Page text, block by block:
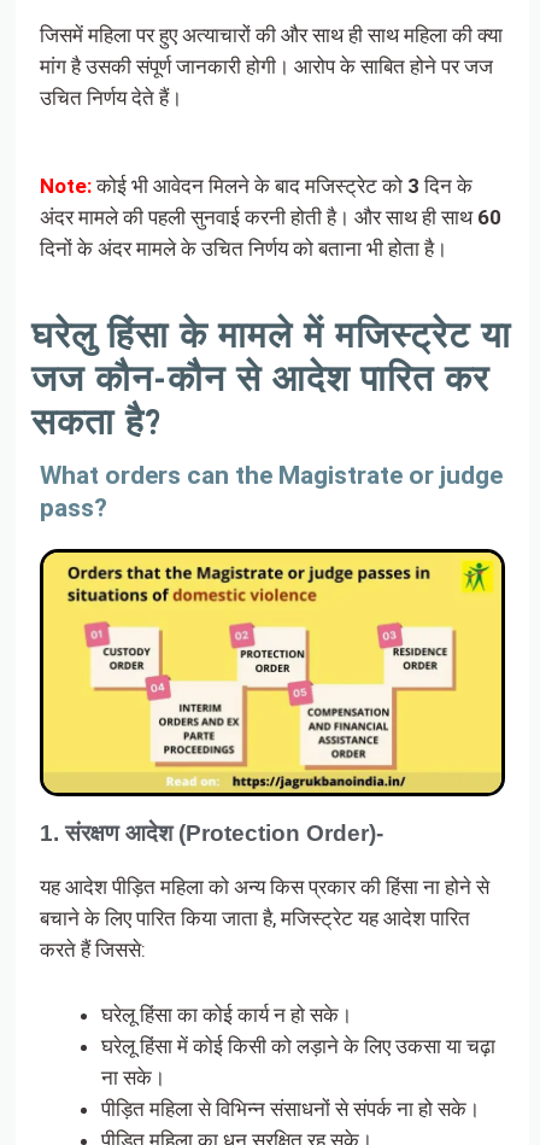
जिसमें महिला पर हुए अत्याचारों की और साथ ही साथ महिला की क्या
मांग है उसकी संपूर्ण जानकारी होगी। आरोप के साबित होने पर जज
उचित निर्णय देते हैं।
Note: कोई भी आवेदन मिलने के बाद मजिस्ट्रेट को 3 दिन के
अंदर मामले की पहली सुनवाई करनी होती है। और साथ ही साथ60
दिनों के अंदर मामले के उचित निर्णय को बताना भी होता है।
घरेलु हिंसा के मामले में मजिस्ट्रेट या
जज कौन-कौन से आदेश पारित कर
सकता है?
What orders can the Magistrate or judge
pass?
1. संरक्षण आदेश (Protection Order)-
यह आदेश पीड़ित महिला को अन्य किस प्रकार की हिंसा ना होने से
बचाने के लिए पारित किया जाता है, मजिस्ट्रेट यह आदेश पारित
करते हैं जिससे:
घरेलू हिंसा का कोई कार्य न हो सके।
घरेलू हिंसा में कोई किसी को लड़ाने के लिए उकसा या चढ़ा
ना सके।
पीड़ित महिला से विभिन्न संसाधनों से संपर्क ना हो सके।
पीड़ित महिला का धन सुरक्षित रह सके।